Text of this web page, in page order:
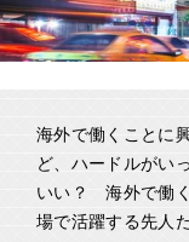
海外で働くことに
ど、ハードルがい
いい？ 海外で働
場で活躍する先人